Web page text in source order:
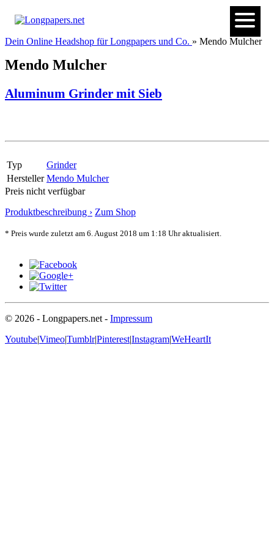
Dein Online Headshop für Longpapers und Co. » Mendo Mulcher
Mendo Mulcher
Aluminum Grinder mit Sieb
Typ
Grinder
Hersteller Mendo Mulcher
Preis nicht verfügbar
Produktbeschreibung › Zum Shop
* Preis wurde zuletzt am 6. August 2018 um 1:18 Uhr aktualisiert.
© 2026 - Longpapers.net - Impressum
Youtube|Vimeo|Tumblr|Pinterest|Instagram|WeHeartIt